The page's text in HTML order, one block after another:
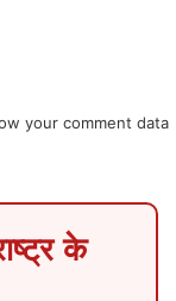
your comment data
के